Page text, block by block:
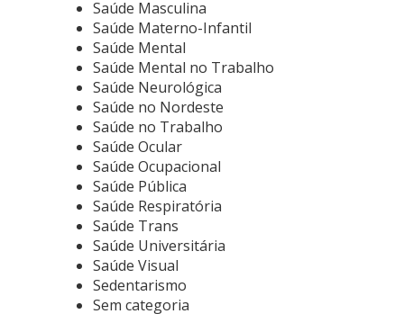
Saúde Masculina
Saúde Materno-Infantil
Saúde Mental
Saúde Mental no Trabalho
Saúde Neurológica
Saúde no Nordeste
Saúde no Trabalho
Saúde Ocular
Saúde Ocupacional
Saúde Pública
Saúde Respiratória
Saúde Trans
Saúde Universitária
Saúde Visual
Sedentarismo
Sem categoria